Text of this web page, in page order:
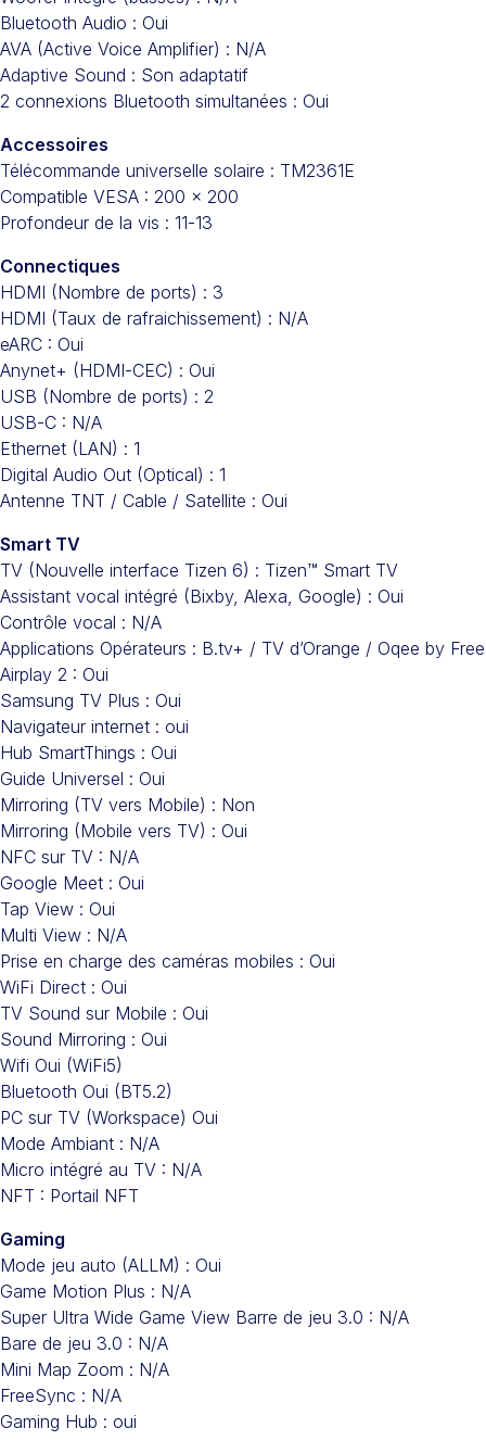
Bluetooth Audio : Oui
AVA (Active Voice Amplifier) : N/A
Adaptive Sound : Son adaptatif
2 connexions Bluetooth simultanées : Oui
Accessoires
Télécommande universelle solaire : TM2361E
Compatible VESA : 200 x 200
Profondeur de la vis : 11-13
Connectiques
HDMI (Nombre de ports) : 3
HDMI (Taux de rafraichissement) : N/A
eARC : Oui
Anynet+ (HDMI-CEC) : Oui
USB (Nombre de ports) : 2
USB-C : N/A
Ethernet (LAN) : 1
Digital Audio Out (Optical) : 1
Antenne TNT / Cable / Satellite : Oui
Smart TV
TV (Nouvelle interface Tizen 6) : Tizen™ Smart TV
Assistant vocal intégré (Bixby, Alexa, Google) : Oui
Contrôle vocal : N/A
Applications Opérateurs : B.tv+ / TV d’Orange / Oqee by Free
Airplay 2 : Oui
Samsung TV Plus : Oui
Navigateur internet : oui
Hub SmartThings : Oui
Guide Universel : Oui
Mirroring (TV vers Mobile) : Non
Mirroring (Mobile vers TV) : Oui
NFC sur TV : N/A
Google Meet : Oui
Tap View : Oui
Multi View : N/A
Prise en charge des caméras mobiles : Oui
WiFi Direct : Oui
TV Sound sur Mobile : Oui
Sound Mirroring : Oui
Wifi Oui (WiFi5)
Bluetooth Oui (BT5.2)
PC sur TV (Workspace) Oui
Mode Ambiant : N/A
Micro intégré au TV : N/A
NFT : Portail NFT
Gaming
Mode jeu auto (ALLM) : Oui
Game Motion Plus : N/A
Super Ultra Wide Game View Barre de jeu 3.0 : N/A
Bare de jeu 3.0 : N/A
Mini Map Zoom : N/A
FreeSync : N/A
Gaming Hub : oui